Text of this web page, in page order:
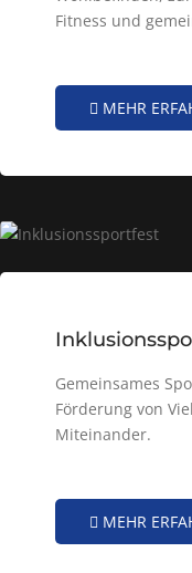
Fitness und
MEHR
Gemeinsames
Förderung von
Miteinander.
MEHR